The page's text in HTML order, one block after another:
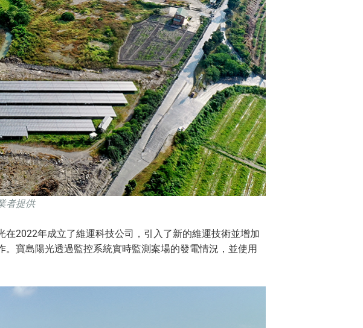
者提供
2022年成立了維運科技公司，引入了新的維運技術並增加
寶島陽光透過監控系統實時監測案場的發電情況，並使用